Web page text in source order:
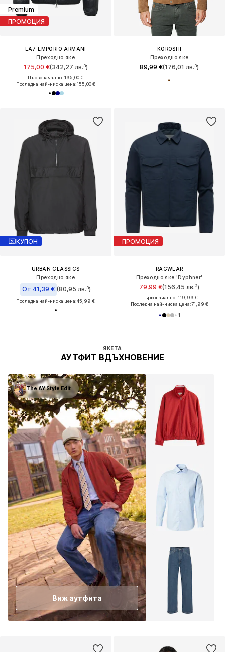
Premium
ПРОМОЦИЯ
EA7 EMPORIO ARMANI
Преходно яке
175,00 €(342,27 лв.³)
Първоначално: 195,00 €
Последна най-ниска цена:155,00 €
KOROSHI
Преходно яке
89,99 €(176,01 лв.³)
КУПОН
URBAN CLASSICS
Преходно яке
От 41,39 € (80,95 лв.³)
Последна най-ниска цена:45,99 €
ПРОМОЦИЯ
RAGWEAR
Преходно яке 'Dyphner'
79,99 €(156,45 лв.³)
Първоначално: 119,99 €
Последна най-ниска цена:71,99 €
+1
ЯКЕТА
АУТФИТ ВДЪХНОВЕНИЕ
The AY Style Edit
Виж аутфита